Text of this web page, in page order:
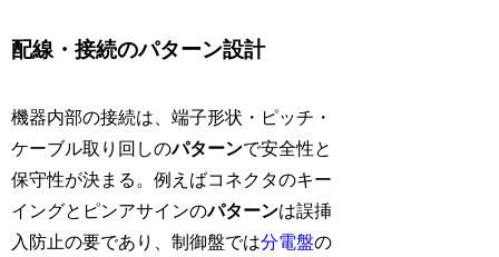
配線・接続のパターン設計
機器内部の接続は、端子形状・ピッチ・
ケーブル取り回しのパターンで安全性と
保守性が決まる。例えばコネクタのキー
イングとピンアサインのパターンは誤挿
入防止の要であり、制御盤では分電盤の